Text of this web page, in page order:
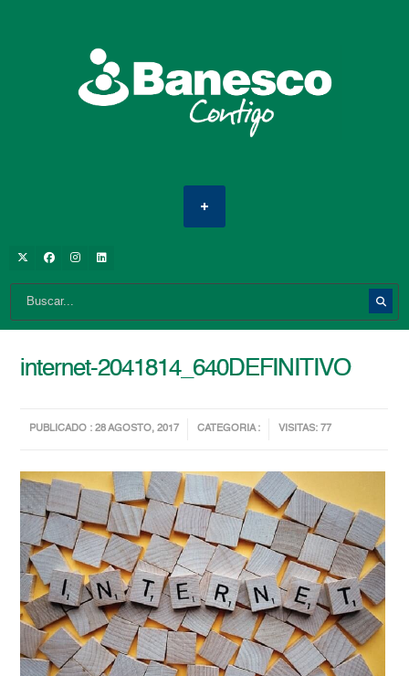
internet-2041814_640DEFINITIVO
PUBLICADO : 28 AGOSTO, 2017 CATEGORIA : VISITAS: 77